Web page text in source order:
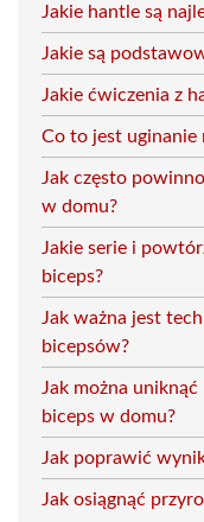
Jakie hantle są
Jakie są
Jakie ćwiczenia z
Co to jest uginanie
Jak często
w domu?
Jakie serie i
biceps?
Jak ważna jest
bicepsów?
Jak można
biceps w domu?
Jak poprawić
Jak osiągnąć